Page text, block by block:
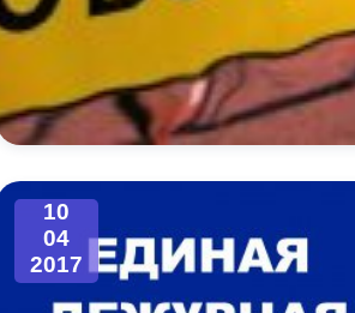
Информация о результатах
проверок
Муниципальный контроль
10
04
2017